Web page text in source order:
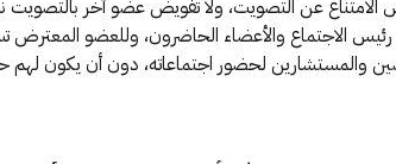
عن التصويت، ولا تفويض عضو آخر بالتصويت
رئيس الاجتماع والأعضاء الحاضرون، وللعضو
والمستشارين لحضور اجتماعاته، دون أن يكون لهم